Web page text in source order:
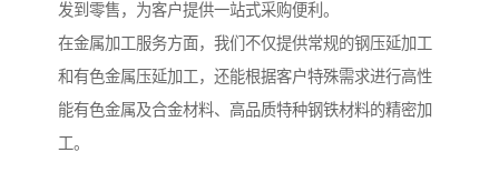
发到零售，为客户提供一站式采购便利。
在金属加工服务方面，我们不仅提供常规的钢压延加工
和有色金属压延加工，还能根据客户特殊需求进行高性
能有色金属及合金材料、高品质特种钢铁材料的精密加
工。